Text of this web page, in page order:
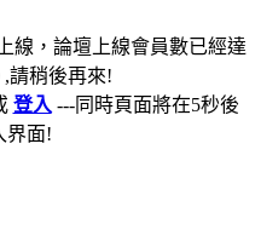
線，論壇上線會員數已經達
,請稍後再來!
登入 ---同時頁面將在5秒後
界面!